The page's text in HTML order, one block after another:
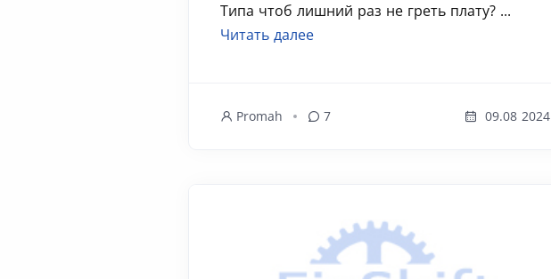
Типа чтоб лишний раз не греть плату? ...
Читать далее
Promah 7 09.08 2024